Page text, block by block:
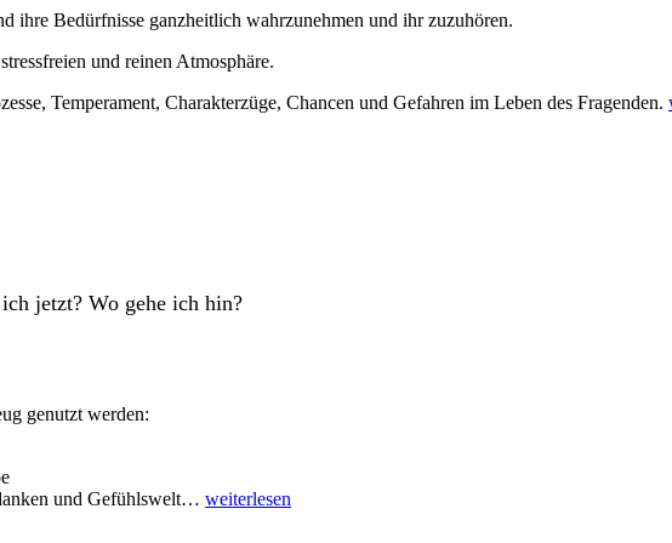
ihre Bedürfnisse ganzheitlich wahrzunehmen und ihr zuzuhören.
und reinen Atmosphäre.
Temperament, Charakterzüge, Chancen und Gefahren im Leben des Fragenden.
jetzt? Wo gehe ich hin?
genutzt werden:
und Gefühlswelt…Was
weiterlesen